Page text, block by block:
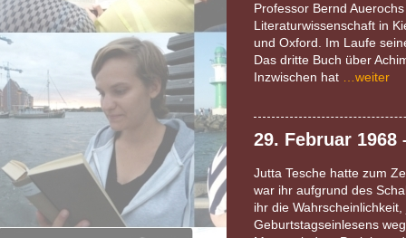
Professor Bernd
Literaturwissenschaft in
und Oxford. Im Laufe
Das dritte Buch über
Inzwischen hat
…weiter
29. Februar 1968
Jutta Tesche hatte zum
war ihr aufgrund des
ihr die
Geburtstagseinlesens